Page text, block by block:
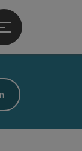
sonnig
Hauptmenü öffnen